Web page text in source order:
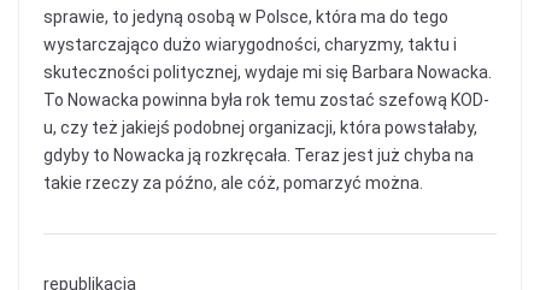
sprawie, to jedyną osobą w Polsce, która ma do tego
wystarczająco dużo wiarygodności, charyzmy, taktu i
skuteczności politycznej, wydaje mi się Barbara Nowacka.
To Nowacka powinna była rok temu zostać szefową KOD-
u, czy też jakiejś podobnej organizacji, która powstałaby,
gdyby to Nowacka ją rozkręcała. Teraz jest już chyba na
takie rzeczy za późno, ale cóż, pomarzyć można.
republikacja